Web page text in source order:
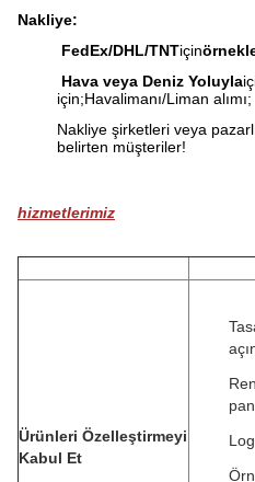
Nakliye:
FedEx/DHL/TNTiçin
Hava veya Deniz Yoluyla
için;Havalimanı/Liman alımı;
Nakliye şirketleri veya
belirten müşteriler!
hizmetlerimiz
Ürünleri Özelleştirmeyi
Kabul Et